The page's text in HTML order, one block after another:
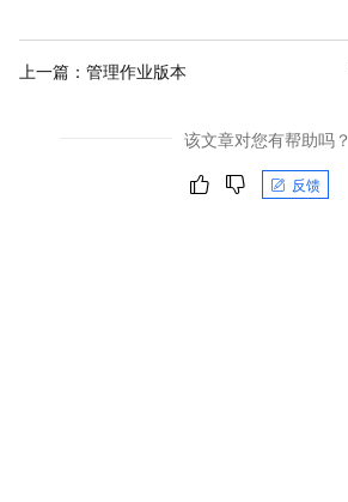
上一篇： 管理作业版本
该文章对您有帮助吗？
反馈